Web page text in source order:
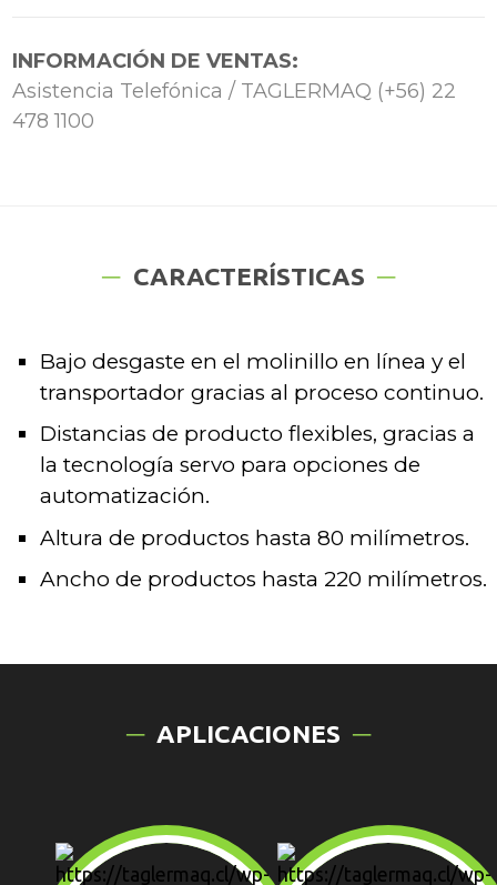
INFORMACIÓN DE VENTAS:
Asistencia Telefónica / TAGLERMAQ (+56) 22
478 1100
CARACTERÍSTICAS
Bajo desgaste en el molinillo en línea y el
transportador gracias al proceso continuo.
Distancias de producto flexibles, gracias a
la tecnología servo para opciones de
automatización.
Altura de productos hasta 80 milímetros.
Ancho de productos hasta 220 milímetros.
APLICACIONES